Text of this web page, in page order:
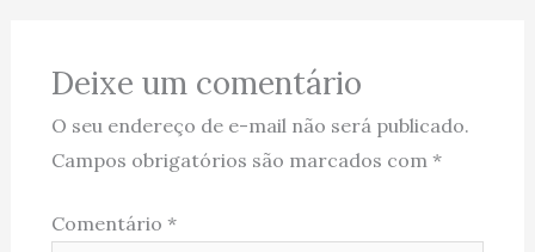
Deixe um comentário
O seu endereço de e-mail não será publicado.
Campos obrigatórios são marcados com *
Comentário *